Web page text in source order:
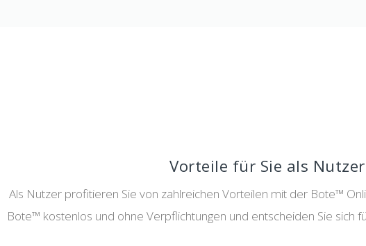
Vorteile für Sie als Nutzer
Als Nutzer profitieren Sie von zahlreichen Vorteilen mit der Bote™
Bote™ kostenlos und ohne Verpflichtungen und entscheiden Sie sich